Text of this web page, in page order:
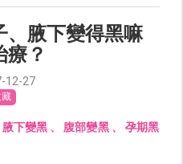
、腋下變得黑嘛
療？
12-27
腋下變黑、 腹部變黑、 孕期黑